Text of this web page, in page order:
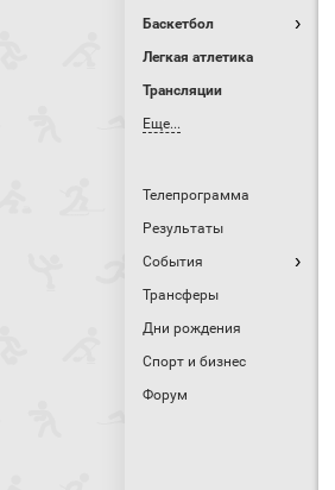
Баскетбол
Легкая атлетика
Трансляции
Еще...
Телепрограмма
Результаты
События
Трансферы
Дни рождения
Спорт и бизнес
Форум